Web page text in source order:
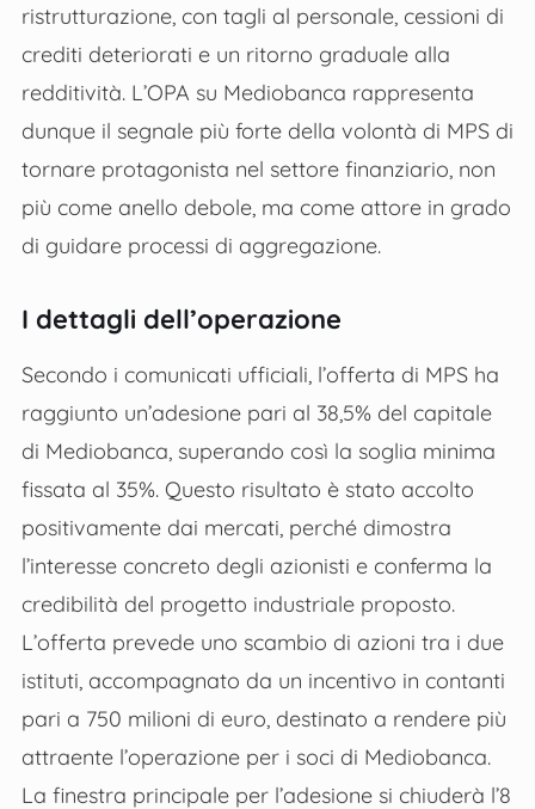
ristrutturazione, con tagli al personale, cessioni di
crediti deteriorati e un ritorno graduale alla
redditività. L’OPA su Mediobanca rappresenta
dunque il segnale più forte della volontà di MPS di
tornare protagonista nel settore finanziario, non
più come anello debole, ma come attore in grado
di guidare processi di aggregazione.
I dettagli dell’operazione
Secondo i comunicati ufficiali, l’offerta di MPS ha
raggiunto un’adesione pari al 38,5% del capitale
di Mediobanca, superando così la soglia minima
fissata al 35%. Questo risultato è stato accolto
positivamente dai mercati, perché dimostra
l’interesse concreto degli azionisti e conferma la
credibilità del progetto industriale proposto.
L’offerta prevede uno scambio di azioni tra i due
istituti, accompagnato da un incentivo in contanti
pari a 750 milioni di euro, destinato a rendere più
attraente l’operazione per i soci di Mediobanca.
La finestra principale per l’adesione si chiuderà l’8